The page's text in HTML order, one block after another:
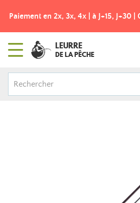
Paiement en 2x, 3x, 4x | à J+15, J+30
LEURRE
DE LA PÊCHE